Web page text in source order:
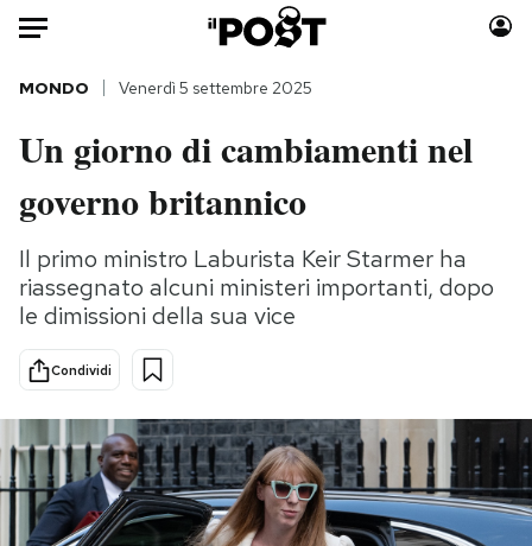
Auto
HOME
Italia
Politica
Tecnologia
Scienza
Economia
Sport
Moda
Consumismi
Storie/Idee
Altrecose
Mondiali calcio 2026
MONDO Venerdì 5 settembre 2025
Un giorno di cambiamenti nel
governo britannico
Il primo ministro Laburista Keir Starmer ha
riassegnato alcuni ministeri importanti, dopo
le dimissioni della sua vice
Condividi